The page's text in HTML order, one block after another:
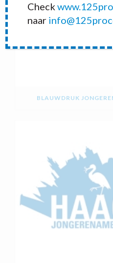
BLAUWDRUK
Check
naar